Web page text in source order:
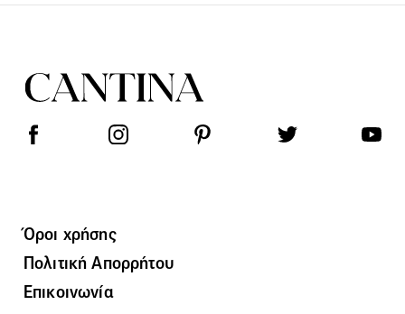
Όροι χρήσης
Πολιτική Απορρήτου
Επικοινωνία